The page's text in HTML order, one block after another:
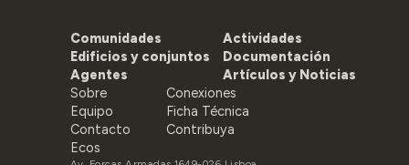
Comunidades
Edificios y conjuntos
Agentes
Actividades
Documentación
Artículos y Noticias
Sobre
Equipo
Contacto
Ecos
Conexiones
Ficha Técnica
Contribuya